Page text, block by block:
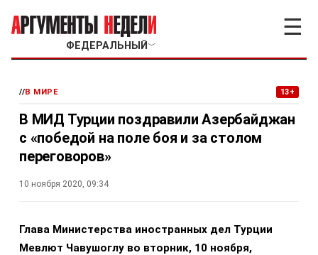
ФЕДЕРАЛЬНЫЙ ﹀
☰
//В МИРЕ 13+
В МИД Турции поздравили Азербайджан
с «победой на поле боя и за столом
переговоров»
10 ноября 2020, 09:34
Глава Министерства иностранных дел Турции
Мевлют Чавушоглу во вторник, 10 ноября,